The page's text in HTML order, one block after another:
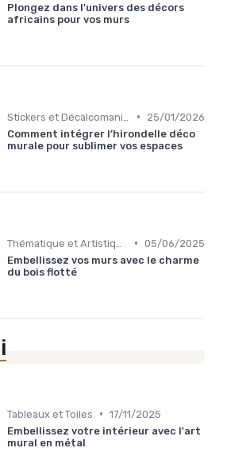
Plongez dans l'univers des décors
africains pour vos murs
•
25/01/2026
Comment intégrer l’hirondelle déco
murale pour sublimer vos espaces
• 05/06/2025
Embellissez vos murs avec le charme
du bois flotté
Tableaux et Toiles • 17/11/2025
Embellissez votre intérieur avec l'art
mural en métal